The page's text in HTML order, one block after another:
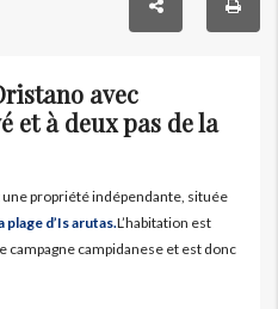
avec
et à deux pas de la
propriété indépendante, située
plage d’Is arutas.L’habitation est
campidanese et est donc